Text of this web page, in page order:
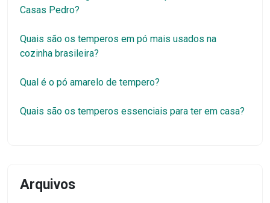
Casas Pedro?
Quais são os temperos em pó mais usados na
cozinha brasileira?
Qual é o pó amarelo de tempero?
Quais são os temperos essenciais para ter em casa?
Arquivos